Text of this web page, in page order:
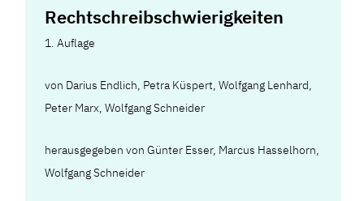
Rechtschreibschwierigkeiten
1. Auflage
von Darius Endlich, Petra Küspert,Wolfgang Lenhard,
Peter Marx,Wolfgang Schneider
herausgegeben von Günter Esser, Marcus Hasselhorn,
Wolfgang Schneider